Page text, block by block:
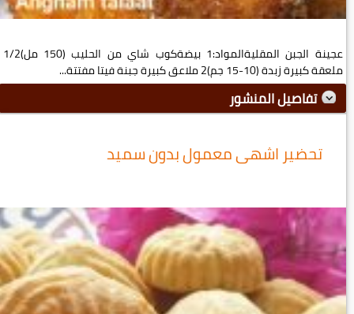
عجينة الجبن المقليةالمواد:1 بيضةكوب شاي من الحليب (150 مل)1/2
ملعقة كبيرة زبدة (10-15 جم)2 ملاعق كبيرة جبنة فيتا مفتتة...
تفاصيل المنشور
تحضير اشهى معمول بدون سميد